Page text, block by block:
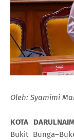
Oleh: Syamimi
KOTA
Bukit